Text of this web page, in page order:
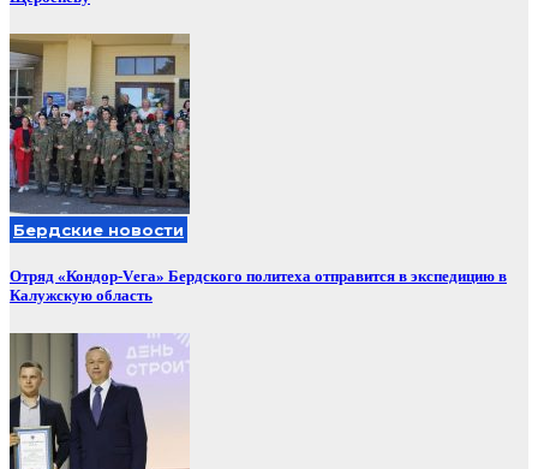
Бердские новости
Отряд «Кондор-Vега» Бердского политеха отправится в экспедицию в
Калужскую область